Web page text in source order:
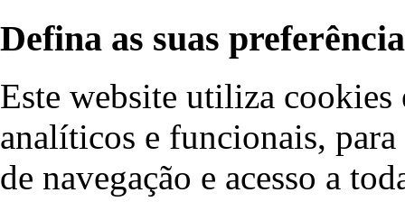
Defina as suas
Este website utiliza cookies
analíticos e funcionais,
de navegação e acesso a